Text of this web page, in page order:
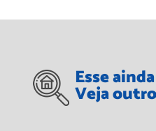
Esse
Veja